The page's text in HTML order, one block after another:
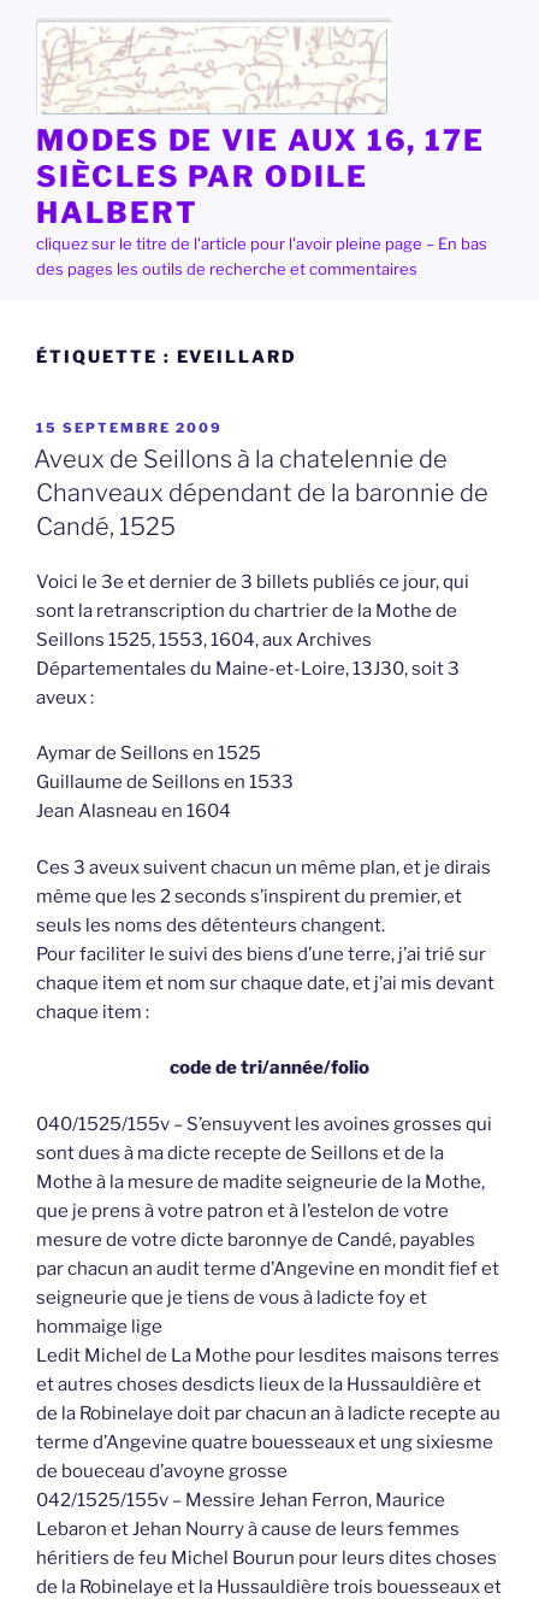
contenu
principal
MODES DE VIE AUX 16, 17E
SIÈCLES PAR ODILE
HALBERT
cliquez sur le titre de l'article pour l'avoir pleine page – En bas
des pages les outils de recherche et commentaires
ÉTIQUETTE : EVEILLARD
PUBLIÉ
LE
15 SEPTEMBRE 2009
Aveux de Seillons à la chatelennie de
Chanveaux dépendant de la baronnie de
Candé, 1525
Voici le 3e et dernier de 3 billets publiés ce jour, qui
sont la retranscription du chartrier de la Mothe de
Seillons 1525, 1553, 1604, aux Archives
Départementales du Maine-et-Loire, 13J30, soit 3
aveux :
Aymar de Seillons en 1525
Guillaume de Seillons en 1533
Jean Alasneau en 1604
Ces 3 aveux suivent chacun un même plan, et je dirais
même que les 2 seconds s’inspirent du premier, et
seuls les noms des détenteurs changent.
Pour faciliter le suivi des biens d’une terre, j’ai trié sur
chaque item et nom sur chaque date, et j’ai mis devant
chaque item :
code de tri/année/folio
040/1525/155v – S’ensuyvent les avoines grosses qui
sont dues à ma dicte recepte de Seillons et de la
Mothe à la mesure de madite seigneurie de la Mothe,
que je prens à votre patron et à l’estelon de votre
mesure de votre dicte baronnye de Candé, payables
par chacun an audit terme d’Angevine en mondit fief et
seigneurie que je tiens de vous à ladicte foy et
hommaige lige
Ledit Michel de La Mothe pour lesdites maisons terres
et autres choses desdicts lieux de la Hussauldière et
de la Robinelaye doit par chacun an à ladicte recepte au
terme d’Angevine quatre bouesseaux et ung sixiesme
de boueceau d’avoyne grosse
042/1525/155v – Messire Jehan Ferron, Maurice
Lebaron et Jehan Nourry à cause de leurs femmes
héritiers de feu Michel Bourun pour leurs dites choses
de la Robinelaye et la Hussauldière trois bouesseaux et